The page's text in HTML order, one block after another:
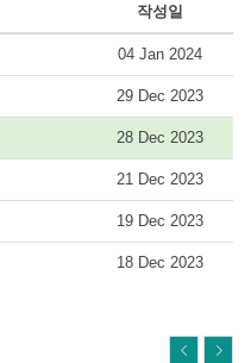
작성일
04 Jan 2024
29 Dec 2023
28 Dec 2023
21 Dec 2023
19 Dec 2023
18 Dec 2023